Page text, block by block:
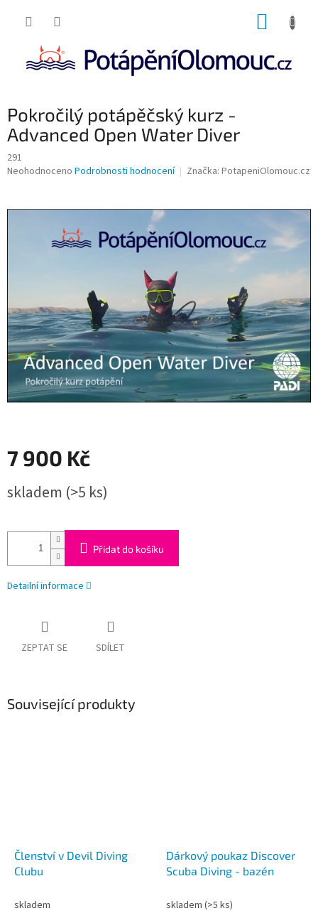
Pokročilý potápěčský kurz -
Advanced Open Water Diver
291
Průměrné
je
Neohodnoceno Podrobnosti hodnocení Značka: PotapeniOlomouc.cz
7 900 Kč
cena:
skladem (>5 ks)
Přidat do košíku
Detailní informace
ZEPTAT SE SDÍLET
Související produkty
Členství v Devil Diving
Clubu
skladem
Dárkový poukaz Discover
Scuba Diving - bazén
skladem (>5 ks)